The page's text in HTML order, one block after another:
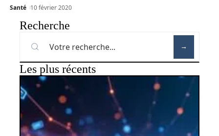
Santé 10 février 2020
Recherche
Les plus récents